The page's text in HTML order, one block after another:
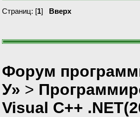
Страниц: [1] Вверх
Форум
У» >
Visual C++